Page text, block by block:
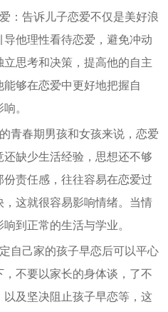
：告诉儿子恋爱不仅是美好浪
他理性看待恋爱，避免冲动
思考和决策，提高他的自主
够在恋爱中更好地把握自
。
青春期男孩和女孩来说，恋爱
缺少生活经验，思想还不够
责任感，往往容易在恋爱过
这就很容易影响情绪。当情
到正常的生活与学业。
自己家的孩子早恋后可以平心
不要以家长的身体谈，了不
及坚决阻止孩子早恋等，这